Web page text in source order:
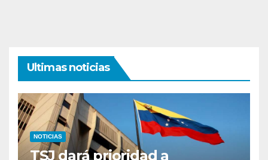
Ultimas noticias
NOTICIAS
TSJ dará prioridad a